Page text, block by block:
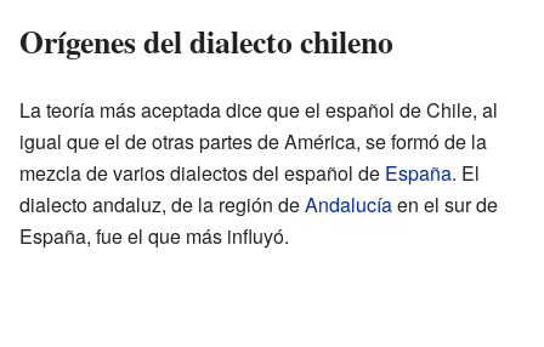
Orígenes del dialecto chileno
La teoría más aceptada dice que el español de Chile, al
igual que el de otras partes de América, se formó de la
mezcla de varios dialectos del español de España. El
dialecto andaluz, de la región deAndalucíaen el sur de
España, fue el que más influyó.